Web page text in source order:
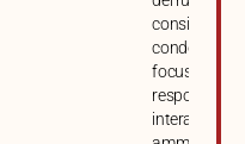
consiglio
focus su
interazione